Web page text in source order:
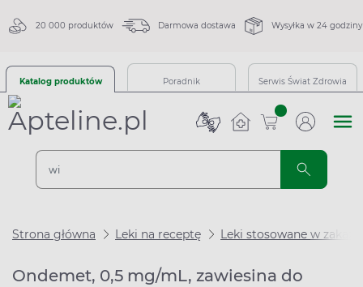
20 000 produktów Darmowa dostawa Wysyłka w 24 godziny
Katalog produktów Poradnik Serwis Świat Zdrowia
sztuk
Strona główna Leki na receptę Leki stosowane w
Ondemet, 0,5 mg/mL, zawiesina do